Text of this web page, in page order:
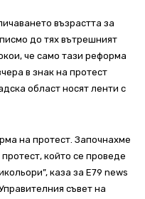
възрастта за
до тях вътрешният
че само тази реформа
в знак на протест
област носят ленти с
на протест. Започнахме
който се проведе
каза за Е79 news
съвет на